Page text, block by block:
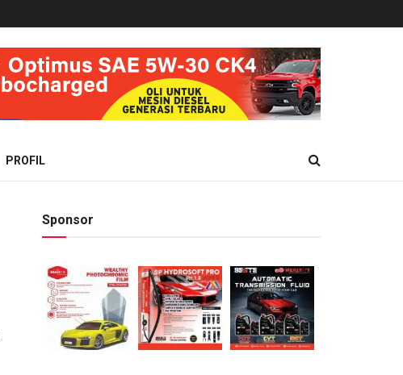
PROFIL
Sponsor